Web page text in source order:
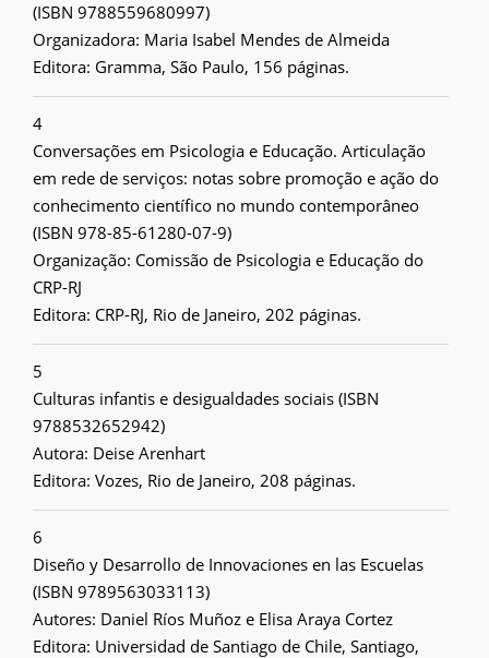
(ISBN 9788559680997)
Organizadora: Maria Isabel Mendes de Almeida
Editora: Gramma, São Paulo, 156 páginas.
4
Conversações em Psicologia e Educação. Articulação
em rede de serviços: notas sobre promoção e ação do
conhecimento científico no mundo contemporâneo
(ISBN 978-85-61280-07-9)
Organização: Comissão de Psicologia e Educação do
CRP-RJ
Editora: CRP-RJ, Rio de Janeiro, 202 páginas.
5
Culturas infantis e desigualdades sociais (ISBN
9788532652942)
Autora: Deise Arenhart
Editora: Vozes, Rio de Janeiro, 208 páginas.
6
Diseño y Desarrollo de Innovaciones en las Escuelas
(ISBN 9789563033113)
Autores: Daniel Ríos Muñoz e Elisa Araya Cortez
Editora: Universidad de Santiago de Chile, Santiago,